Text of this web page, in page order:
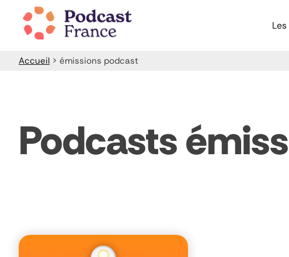
content
Accueil > émissions podcast
Podcasts